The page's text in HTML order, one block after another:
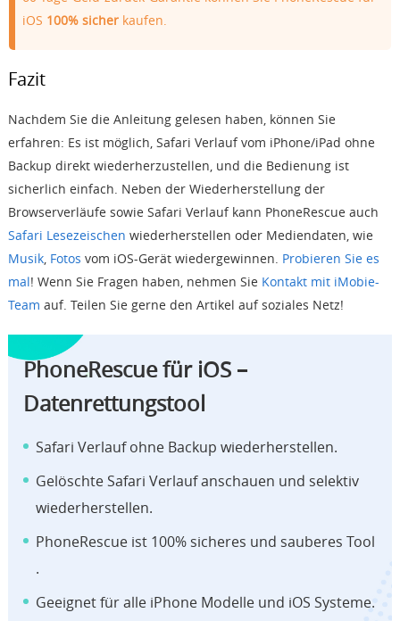
iOS 100% sicher kaufen.
Fazit
Nachdem Sie die Anleitung gelesen haben, können Sie
erfahren: Es ist möglich, Safari Verlauf vom iPhone/iPad ohne
Backup direkt wiederherzustellen, und die Bedienung ist
sicherlich einfach. Neben der Wiederherstellung der
Browserverläufe sowie Safari Verlauf kann PhoneRescue auch
Safari Lesezeischen wiederherstellen oder Mediendaten, wie
Musik, Fotos vom iOS-Gerät wiedergewinnen. Probieren Sie es
mal! Wenn Sie Fragen haben, nehmen Sie Kontakt mit iMobie-
Team auf. Teilen Sie gerne den Artikel auf soziales Netz!
PhoneRescue für iOS –
Datenrettungstool
Safari Verlauf ohne Backup wiederherstellen.
Gelöschte Safari Verlauf anschauen und selektiv
wiederherstellen.
PhoneRescue ist 100% sicheres und sauberes Tool
.
Geeignet für alle iPhone Modelle und iOS Systeme.